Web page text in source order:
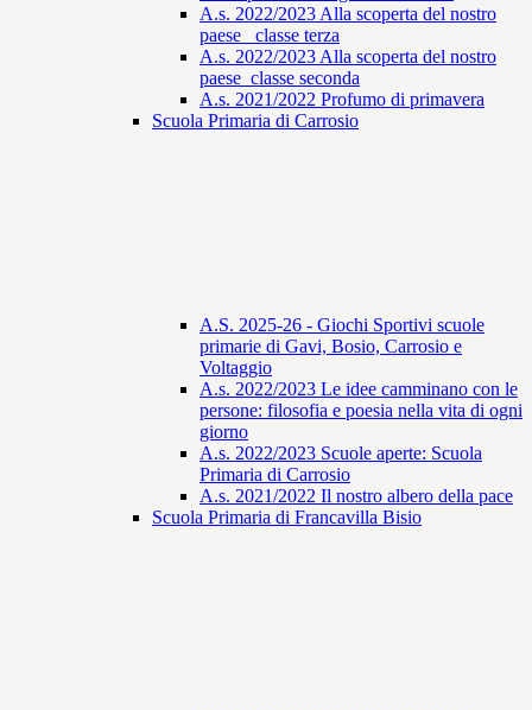
A.s. 2022/2023 Alla scoperta del nostro
paese_ classe terza
A.s. 2022/2023 Alla scoperta del nostro
paese_classe seconda
A.s. 2021/2022 Profumo di primavera
Scuola Primaria di Carrosio
A.S. 2025-26 - Giochi Sportivi scuole
primarie di Gavi, Bosio, Carrosio e
Voltaggio
A.s. 2022/2023 Le idee camminano con le
persone: filosofia e poesia nella vita di ogni
giorno
A.s. 2022/2023 Scuole aperte: Scuola
Primaria di Carrosio
A.s. 2021/2022 Il nostro albero della pace
Scuola Primaria di Francavilla Bisio